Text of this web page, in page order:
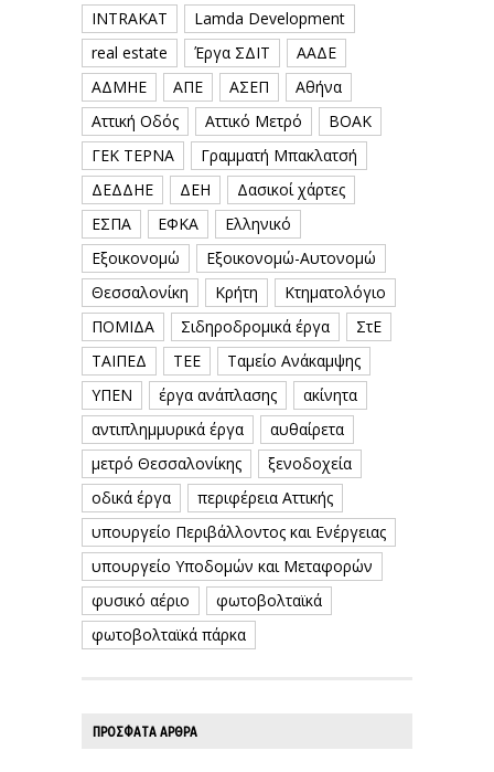
INTRAKAT
Lamda Development
real estate
Έργα ΣΔΙΤ
ΑΑΔΕ
ΑΔΜΗΕ
ΑΠΕ ΑΣΕΠ
Αθήνα
Αττική Οδός
Αττικό Μετρό
ΒΟΑΚ
ΓΕΚ ΤΕΡΝΑ
Γραμματή Μπακλατσή
ΔΕΔΔΗΕ
ΔΕΗ
Δασικοί χάρτες
ΕΣΠΑ
ΕΦΚΑ
Ελληνικό
Εξοικονομώ
Εξοικονομώ-Αυτονομώ
Θεσσαλονίκη
Κρήτη
Κτηματολόγιο
ΠΟΜΙΔΑ
Σιδηροδρομικά έργα
ΣτΕ
ΤΑΙΠΕΔ
ΤΕΕ
Ταμείο Ανάκαμψης
ΥΠΕΝ
έργα ανάπλασης
ακίνητα
αντιπλημμυρικά έργα
αυθαίρετα
μετρό Θεσσαλονίκης
ξενοδοχεία
οδικά έργα
περιφέρεια Αττικής
υπουργείο Περιβάλλοντος και Ενέργειας
υπουργείο Υποδομών και Μεταφορών
φυσικό αέριο
φωτοβολταϊκά
φωτοβολταϊκά πάρκα
ΠΡΟΣΦΑΤΑ ΑΡΘΡΑ